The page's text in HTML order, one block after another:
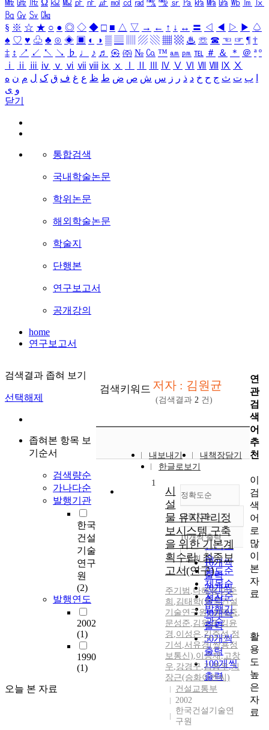
㎒ ㎓ ㎔ Ω ㏀ ㏁ ㎊ ㎋ ㎌ ㏖ ㏅ ㎭ ㎮ ㎯ ㏛ ㎩ ㎪ ㎫ ㎬ ㏝ ㏐
㏓
㏃ ㏉ ㏜ ㏆
§ ※ ☆ ★ ○ ● ◎ ◇ ◆ □ ■ △ ▽ → ← ↑ ↓ ↔ 〓 ◁ ◀ ▷ ▶ ♤
♠ ♡ ♥ ♧ ♣ ⊙ ◈ ▣ ◐ ◑ ▒ ▤ ▨ ▧ ▦ ▩ ♨ ☏ ☎ ☜ ☞ ¶ †
‡ ↕ ↗ ↙ ↖ ↘ ♭ ♩ ♪ ♬ ㉿ ㈜ № ㏇ ™ ㏂ ㏘ ℡ ＃ ＆ ＊ ＠ ª º
ⅰ
ⅱ ⅲ ⅳ ⅴ ⅵ ⅶ ⅷ ⅸ ⅹ Ⅳ Ⅴ Ⅵ Ⅶ Ⅷ Ⅸ Ⅹ
ب ت ث ج ح خ د ذ ر ز س ش ص ض ط ظ ع غ ف ق ک ل م ن ه
و ی
닫기
통합검색
국내학술논문
학위논문
해외학술논문
학술지
단행본
연구보고서
공개강의
home
연구보고서
검색결과 좁혀 보기
선택해제
좁혀본 항목 보
기순서
검색량순
가나다순
발행기관
한국
건설
기술
연구
원
(2)
발행연도
2002
(1)
1990
(1)
오늘 본 자료
검색키워드 저자 : 김원균
(검색결과 2 건)
내보내기
내책장담기
한글로보기
정확도순
정확도
순
인기도
순
연도순
제목순
저자순
발행기
관순
내림차순
내림차순
10개씩 출력
10개씩
출력
20개씩
출력
30개씩
출력
50개씩
출력
100개씩
출력
조회
1
시
설
물 유지관리정
보시스템 구축
을 위한 기본계
획수립, 최종보
고서(연구)
주기범 ,나혜숙,이준
희 ,김태학(한국건설
기술연구원),윤택중,
문성준,김원균,김윤
경 ,이성은,김주석,정
기석 ,서유경(쌍용정
보통신),이승재,고창
우,강경구,김종우,지
장근(승화이엔씨)
건설교통부
2002
한국건설기술연
구원
연
관
검
색
어
추
천
이
검
색
어
로
많
이
본
자
료
활
용
도
높
은
자
료